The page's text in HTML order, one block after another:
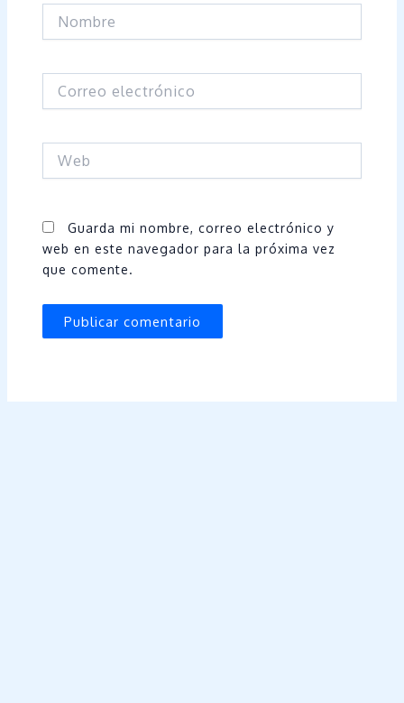
electrónico
Guarda mi nombre, correo electrónico y
web en este navegador para la próxima vez
que comente.